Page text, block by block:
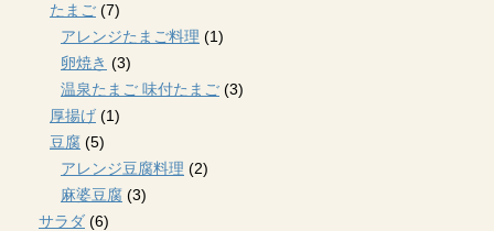
たまご (7)
アレンジたまご料理 (1)
卵焼き (3)
温泉たまご 味付たまご (3)
厚揚げ (1)
豆腐 (5)
アレンジ豆腐料理 (2)
麻婆豆腐 (3)
サラダ (6)